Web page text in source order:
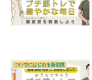
ついでにはじめる新習慣